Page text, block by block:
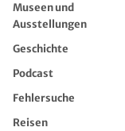
Museen und
Ausstellungen
Geschichte
Podcast
Fehlersuche
Reisen